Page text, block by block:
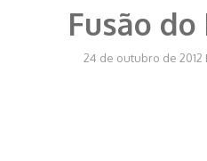
Fusão do
24 de outubro de 2012